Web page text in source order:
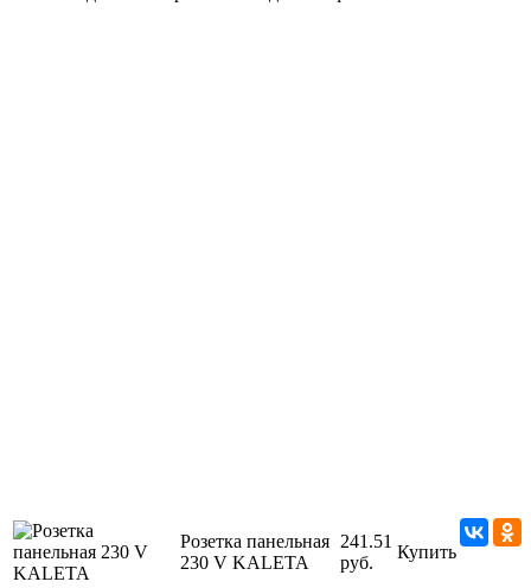
Розетка панельная
230 V KALETA
241.51
руб.
Купить